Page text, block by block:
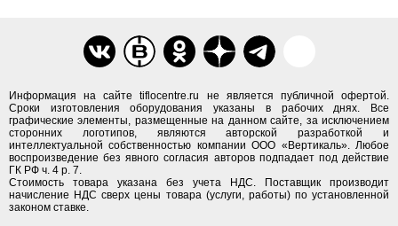
Информация на сайте tiflocentre.ru не является публичной офертой.
Сроки изготовления оборудования указаны в рабочих днях. Все
графические элементы, размещенные на данном сайте, за исключением
сторонних логотипов, являются авторской разработкой и
интеллектуальной собственностью компании ООО «Вертикаль». Любое
воспроизведение без явного согласия авторов подпадает под действие
ГК РФ ч. 4 р. 7.
Стоимость товара указана без учета НДС. Поставщик производит
начисление НДС сверх цены товара (услуги, работы) по установленной
законом ставке.